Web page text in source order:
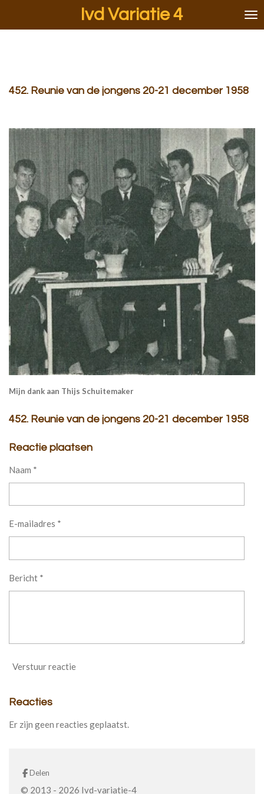
Ivd Variatie 4
452. Reunie van de jongens 20-21 december 1958
Mijn dank aan Thijs Schuitemaker
452. Reunie van de jongens 20-21 december 1958
Reactie plaatsen
Naam *
E-mailadres *
Bericht *
Verstuur reactie
Reacties
Er zijn geen reacties geplaatst.
Delen
© 2013 - 2026 Ivd-variatie-4